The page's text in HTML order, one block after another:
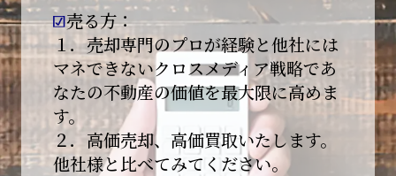
感謝申し上げます。
本年も地域に根ざし、誠実な仕事を積み重ねて
参ります。
引き続きどうぞよろしくお願いいたします。
2025-12-20
【年末年始休業のお知らせ】
売る方：
１．売却専門のプロが経験と他社には
マネできないクロスメディア戦略であ
なたの不動産の価値を最大限に高めま
す。
２．高価売却、高価買取いたします。
他社様と比べてみてください。